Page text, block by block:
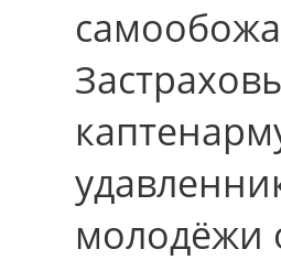
молодёжи